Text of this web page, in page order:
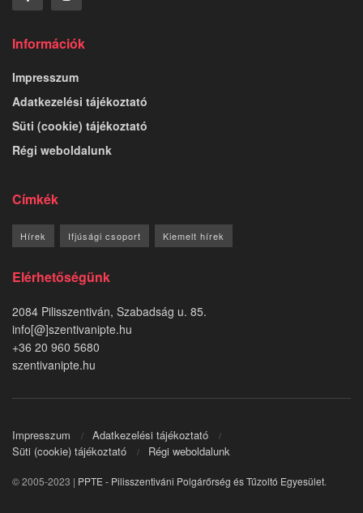
Információk
Impresszum
Adatkezelési tájékoztató
Süti (cookie) tájékoztató
Régi weboldalunk
Címkék
Hírek Ifjúsági csoport Kiemelt hírek
Elérhetőségünk
2084 Pilisszentiván, Szabadság u. 85.
info[@]szentivanipte.hu
+36 20 960 5680
szentivanipte.hu
Impresszum
Adatkezelési tájékoztató
Süti (cookie) tájékoztató
Régi weboldalunk
© 2005-2023 | PPTE - Pilisszentiváni Polgárőrség és Tűzoltó Egyesület.